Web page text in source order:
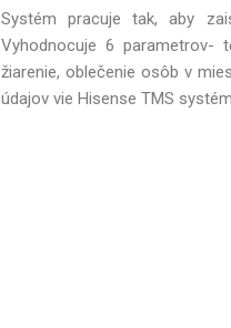
Systém pracuje tak, aby
Vyhodnocuje 6 parametrov-
žiarenie, oblečenie osôb v
údajov vie Hisense TMS